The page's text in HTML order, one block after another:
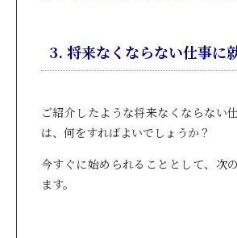
3. 将来なくならない仕事に
ご紹介したような将来なくならない
は、何をすればよいでしょうか？
今すぐに始められることとして、次
ます。